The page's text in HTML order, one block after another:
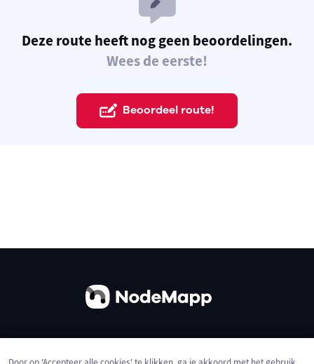
Deze route heeft nog geen beoordelingen.
Wees de eerste!
Beoordeel route!